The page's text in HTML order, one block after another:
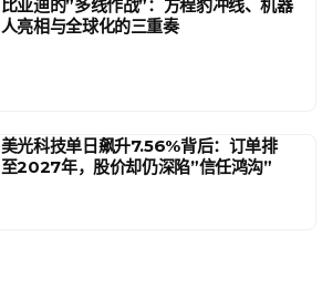
比亚迪的”多线作战”：方程豹冲线、机器
人亮相与全球化的三重奏
美光科技单日飙升7.56%背后：订单排
至2027年，股价却仍深陷”信任鸿沟”